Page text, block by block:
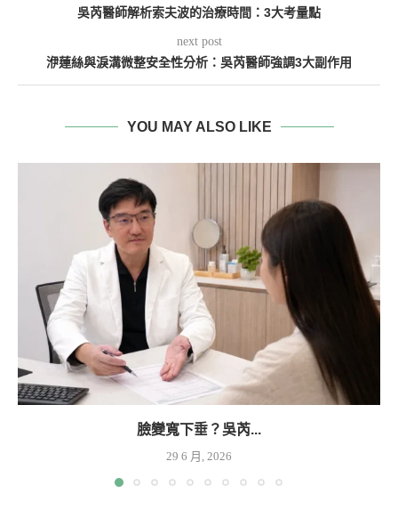
吳芮醫師解析索夫波的治療時間：3大考量點
next post
洢蓮絲與淚溝微整安全性分析：吳芮醫師強調3大副作用
YOU MAY ALSO LIKE
臉變寬下垂？吳芮...
29 6 月, 2026